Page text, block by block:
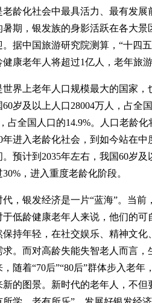
龄化社会中最具活力、最有发展
暑期，银发族的身影活跃在各大
。据中国旅游研究院测算，“十四
康老年人将超过1亿人，老年旅
上老年人口规模最大的国家，
岁及以上人口28004万人，占全
占全国人口的14.9%。人口老龄
年进入老龄化社会，到如今站在
。预计到2035年左右，我国60岁
，进入重度老龄化阶段。
银发经济是一片“蓝海”。当前
于低龄健康老年人来说，他们的
保持年轻，在社交娱乐、精神文
。而对高龄失能失智老人而言，
随着“70后”“80后”群体步入老
新的图景。新时代的老年人，不但